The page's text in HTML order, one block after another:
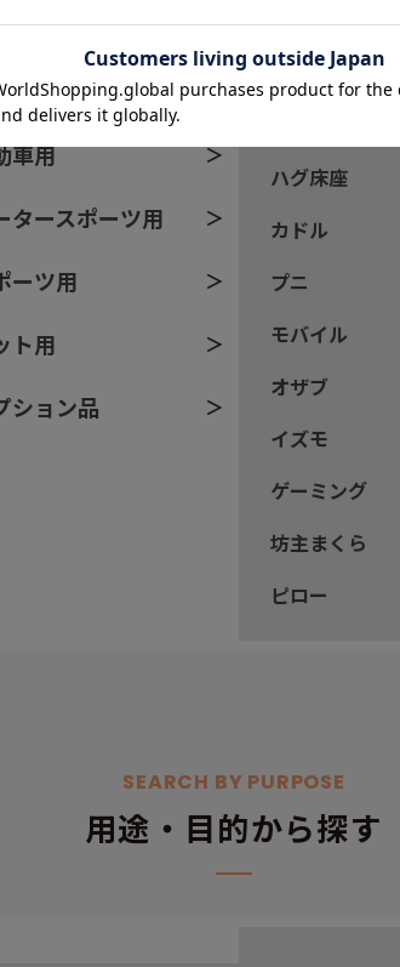
ィス・家庭用
子・介護用
車用
タースポーツ用
ーツ用
ト用
ション品
すべて
ザ・アウル
ハグ床座
カドル
プニ
モバイル
オザブ
イズモ
ゲーミング
坊主まくら
ピロー
SEARCH BY PURPOSE
用途・目的から探す